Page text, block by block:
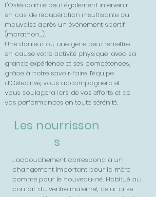
L'Ostéopathie peut également intervenir
en cas de récupération insuffisante ou
mauvaise après un événement sportif
(marathon...).
Une douleur ou une gêne peut remettre
en cause votre activité physique, avec sa
grande expérience et ses compétences,
grâce à notre savoir-faire, l’équipe
d’Osteo’rive, vous accompagnera et
vous soulagera lors de vos efforts et de
vos performances en toute sérénité.
Les nourrisson
s
L’accouchement correspond à un
changement important pour la mère
comme pour le nouveau-né. Habitué au
confort du ventre maternel, celui-ci se